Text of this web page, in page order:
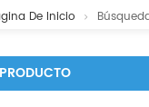
De Inicio